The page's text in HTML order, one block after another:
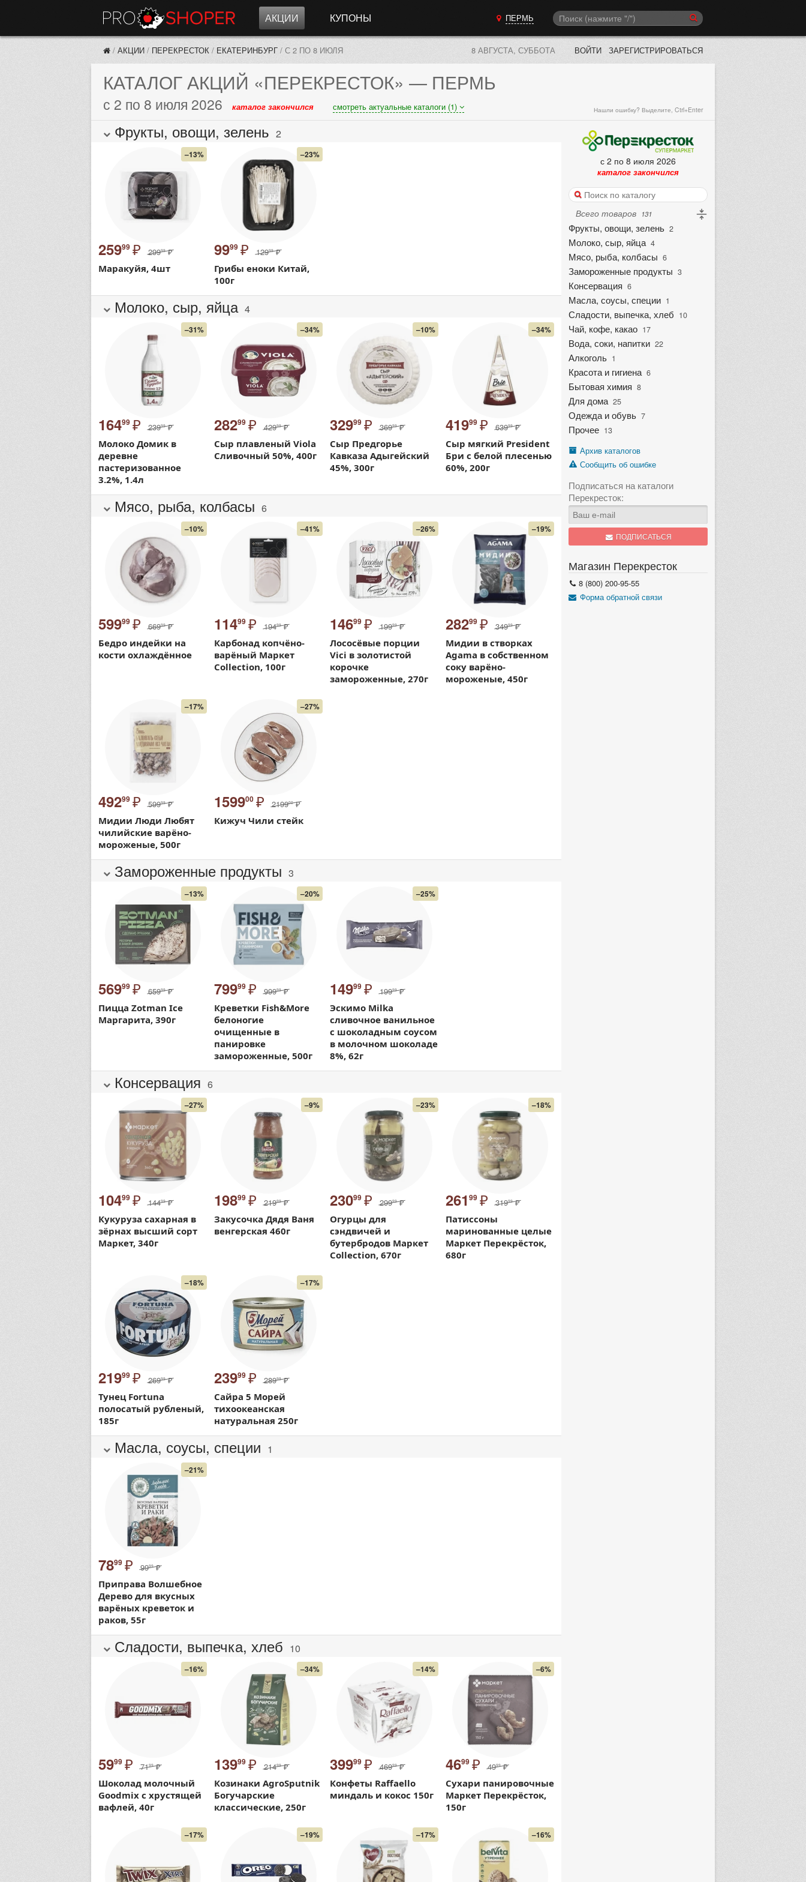
АКЦИИ КУПОНЫ ПЕРМЬ
/ АКЦИИ / ПЕРЕКРЕСТОК / ЕКАТЕРИНБУРГ / С 2 ПО 8 ИЮЛЯ 8 АВГУСТА, СУББОТА ВОЙТИ ЗАРЕГИСТРИРОВАТЬСЯ
КАТАЛОГ АКЦИЙ «ПЕРЕКРЕСТОК» — ПЕРМЬ
с 2 по 8 июля 2026 каталог закончился смотреть актуальные каталоги (1) Нашли ошибку? Выделите, Ctrl+Enter
с 2 по 8 июля 2026
каталог закончился
Всего товаров 131
Фрукты, овощи, зелень 2
Молоко, сыр, яйца 4
Мясо, рыба, колбасы 6
Замороженные продукты 3
Консервация 6
Масла, соусы, специи 1
Сладости, выпечка, хлеб 10
Чай, кофе, какао 17
Вода, соки, напитки 22
Алкоголь 1
Красота и гигиена 6
Бытовая химия 8
Для дома 25
Одежда и обувь 7
Прочее 13
Архив каталогов
Сообщить об ошибке
Подписаться на каталоги
Перекресток:
ПОДПИСАТЬСЯ
Магазин Перекресток
8 (800) 200-95-55
Форма обратной связи
Фрукты, овощи, зелень 2
–13%
25999 ₽ 29999 ₽
Маракуйя, 4шт
–23%
9999 ₽ 12999 ₽
Грибы еноки Китай,
100г
Молоко, сыр, яйца 4
–31%
16499 ₽ 23999 ₽
Молоко Домик в
деревне
пастеризованное
3.2%, 1.4л
–34%
28299 ₽ 42999 ₽
Сыр плавленый Viola
Сливочный 50%, 400г
–10%
32999 ₽ 36999 ₽
Сыр Предгорье
Кавказа Адыгейский
45%, 300г
–34%
41999 ₽ 63999 ₽
Сыр мягкий President
Бри с белой плесенью
60%, 200г
Мясо, рыба, колбасы 6
–10%
59999 ₽ 66999 ₽
Бедро индейки на
кости охлаждённое
–41%
11499 ₽ 19499 ₽
Карбонад копчёно-
варёный Маркет
Collection, 100г
–26%
14699 ₽ 19999 ₽
Лососёвые порции
Vici в золотистой
корочке
замороженные, 270г
–19%
28299 ₽ 34999 ₽
Мидии в створках
Agama в собственном
соку варёно-
мороженые, 450г
–17%
49299 ₽ 59999 ₽
Мидии Люди Любят
чилийские варёно-
мороженые, 500г
–27%
159900 ₽ 219900 ₽
Кижуч Чили стейк
Замороженные продукты 3
–13%
56999 ₽ 65999 ₽
Пицца Zotman Ice
Маргарита, 390г
–20%
79999 ₽ 99999 ₽
Креветки Fish&More
белоногие
очищенные в
панировке
замороженные, 500г
–25%
14999 ₽ 19999 ₽
Эскимо Milka
сливочное ванильное
с шоколадным соусом
в молочном шоколаде
8%, 62г
Консервация 6
–27%
10499 ₽ 14499 ₽
Кукуруза сахарная в
зёрнах высший сорт
Маркет, 340г
–9%
19899 ₽ 21999 ₽
Закусочка Дядя Ваня
венгерская 460г
–23%
23099 ₽ 29999 ₽
Огурцы для
сэндвичей и
бутербродов Маркет
Collection, 670г
–18%
261 99 ₽ 31999 ₽
Патиссоны
маринованные целые
Маркет Перекрёсток,
680г
–18%
21999 ₽ 26999 ₽
Тунец Fortuna
полосатый рубленый,
185г
–17%
23999 ₽ 28999 ₽
Сайра 5 Морей
тихоокеанская
натуральная 250г
Масла, соусы, специи 1
–21%
7899 ₽ 9999 ₽
Приправа Волшебное
Дерево для вкусных
варёных креветок и
раков, 55г
Сладости, выпечка, хлеб 10
–16%
5999 ₽ 7199 ₽
Шоколад молочный
Goodmix с хрустящей
вафлей, 40г
–34%
13999 ₽ 21499 ₽
Козинаки AgroSputnik
Богучарские
классические, 250г
–14%
39999 ₽ 46999 ₽
Конфеты Raffaello
миндаль и кокос 150г
–6%
4699 ₽ 4999 ₽
Сухари панировочные
Маркет Перекрёсток,
150г
–17% –19% –17% –16%